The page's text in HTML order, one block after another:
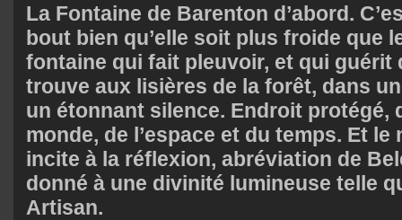
La Fontaine de Barenton d’abord.
bout bien qu’elle soit plus froide que
fontaine qui fait pleuvoir, et qui guérit
trouve aux lisières de la forêt, dans
un étonnant silence. Endroit protégé,
monde, de l’espace et du temps. Et
incite à la réflexion, abréviation de
donné à une divinité lumineuse telle
Artisan.